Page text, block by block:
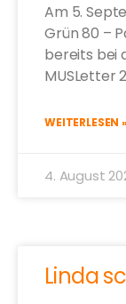
Am 5.
Grün 80 –
bereits bei
MUSLetter
WEITERLESEN »
4. August
Linda